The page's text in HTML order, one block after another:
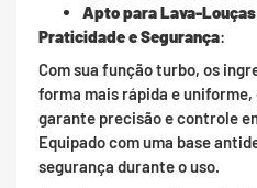
Apto para Lava-Louças
Praticidade e Segurança:
Com sua função turbo, os
forma mais rápida e
garante precisão e controle
Equipado com uma base
segurança durante o uso.